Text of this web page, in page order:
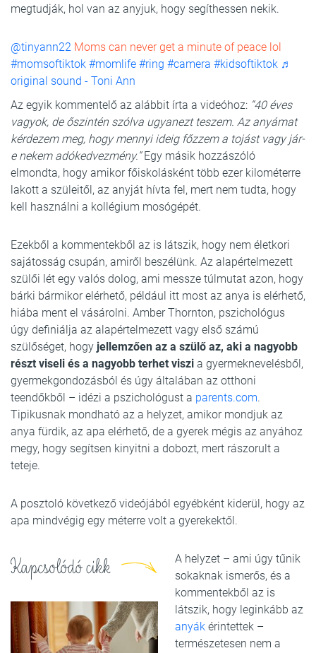
megtudják, hol van az anyjuk, hogy segíthessen nekik.
@tinyann22 Moms can never get a minute of peace lol
#momsoftiktok #momlife #ring #camera #kidsoftiktok ♬
original sound - Toni Ann
Az egyik kommentelő az alábbit írta a videóhoz: “40 éves
vagyok, de őszintén szólva ugyanezt teszem. Az anyámat
kérdezem meg, hogy mennyi ideig főzzem a tojást vagy jár-
e nekem adókedvezmény.”Egy másik hozzászóló
elmondta, hogy amikor főiskolásként több ezer kilométerre
lakott a szüleitől, az anyját hívta fel, mert nem tudta, hogy
kell használni a kollégium mosógépét.
Ezekből a kommentekből az is látszik, hogy nem életkori
sajátosság csupán, amiről beszélünk. Az alapértelmezett
szülői lét egy valós dolog, ami messze túlmutat azon, hogy
bárki bármikor elérhető, például itt most az anya is elérhető,
hiába ment el vásárolni. Amber Thornton, pszichológus
úgy definiálja az alapértelmezett vagy első számú
szülőséget, hogy jellemzően az a szülő az, aki a nagyobb
részt viseli és a nagyobb terhet viszi a gyermeknevelésből,
gyermekgondozásból és úgy általában az otthoni
teendőkből – idézi a pszichológust a parents.com.
Tipikusnak mondható az a helyzet, amikor mondjuk az
anya fürdik, az apa elérhető, de a gyerek mégis az anyához
megy, hogy segítsen kinyitni a dobozt, mert rászorult a
teteje.
A posztoló következő videójából egyébként kiderül, hogy az
apa mindvégig egy méterre volt a gyerekektől.
Kapcsolódó cikk
A helyzet – ami úgy tűnik
sokaknak ismerős, és a
kommentekből az is
látszik, hogy leginkább az
anyák érintettek –
természetesen nem a